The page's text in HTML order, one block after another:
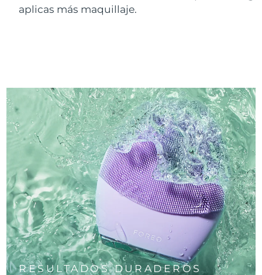
aplicas más maquillaje.
RESULTADOS DURADEROS